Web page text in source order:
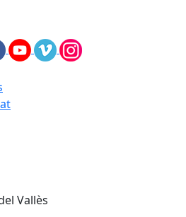
Vallès